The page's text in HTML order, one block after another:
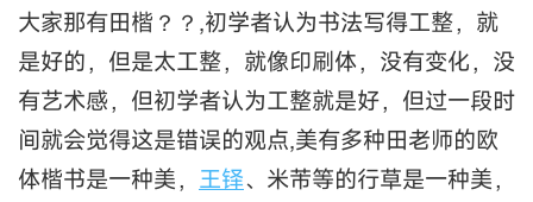
大家那有田楷？？,初学者认为书法写得工整，就
是好的，但是太工整，就像印刷体，没有变化，没
有艺术感，但初学者认为工整就是好，但过一段时
间就会觉得这是错误的观点,美有多种田老师的欧
体楷书是一种美， 王铎、米芾等的行草是一种美，